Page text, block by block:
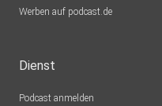
Werben auf podcast.de
Dienst
Podcast anmelden